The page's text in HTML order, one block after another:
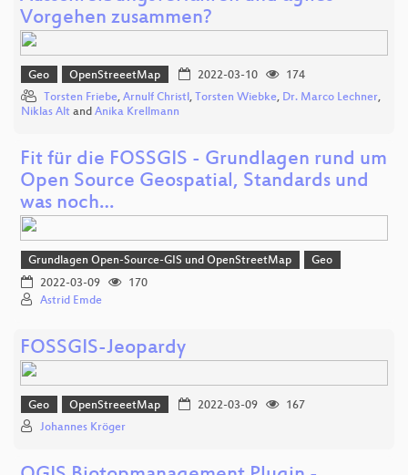
Vorgehen zusammen?
Geo OpenStreeetMap 2022-03-10
174
Torsten Friebe, Arnulf Christl, Torsten Wiebke, Dr. Marco Lechner,
Niklas Alt and Anika Krellmann
Fit für die FOSSGIS - Grundlagen rund um
Open Source Geospatial, Standards und
was noch…
Grundlagen Open-Source-GIS und OpenStreetMap
Geo
2022-03-09
170
Astrid Emde
FOSSGIS-Jeopardy
Geo OpenStreeetMap 2022-03-09
167
Johannes Kröger